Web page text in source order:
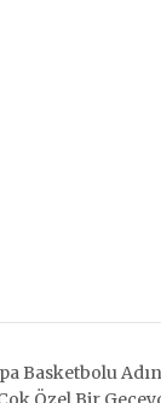
Basketbolu